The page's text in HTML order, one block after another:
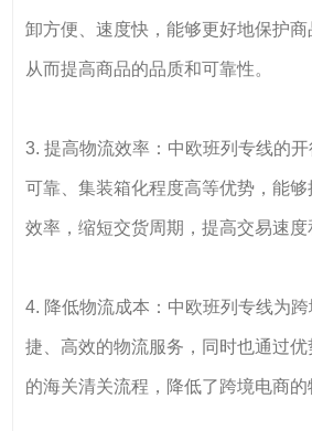
卸方便、速度快，能够更好地保护商
从而提高商品的品质和可靠性。
3. 提高物流效率：中欧班列专线的
可靠、集装箱化程度高等优势，能
效率，缩短交货周期，提高交易速度
4. 降低物流成本：中欧班列专线为
捷、高效的物流服务，同时也通过
的海关清关流程，降低了跨境电商的